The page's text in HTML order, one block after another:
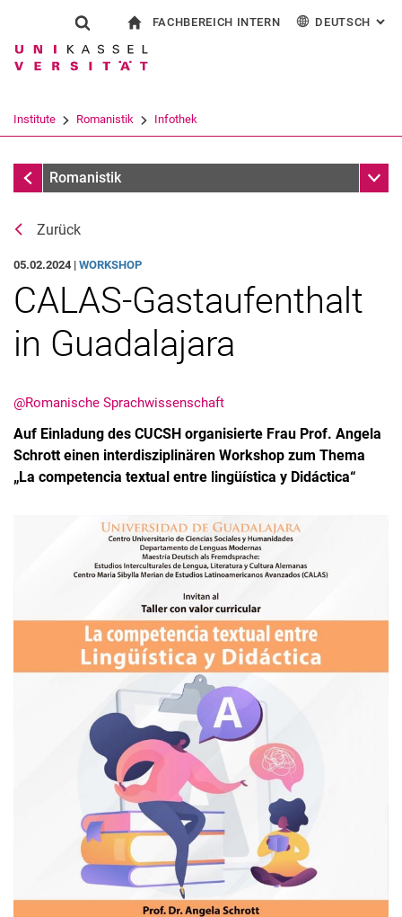
Springe direkt zu: Inhalt
Springe direkt zu: Suche
Springe direkt zu:
Suchformular
Suchbegriff
Suchen (öffnet externen Link in einem
FACHBEREICH INTERN DEUTSCH :
Institute Romanistik Infothek
Meldungen
Romanistik
Zurück
05.02.2024 | WORKSHOP
CALAS-Gastaufenthalt
in Guadalajara
@Romanische Sprachwissenschaft
Auf Einladung des CUCSH organisierte Frau Prof. Angela
Schrott einen interdisziplinären Workshop zum Thema
„La competencia textual entre lingüística y Didáctica“